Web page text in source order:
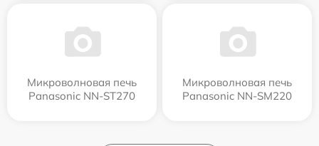
Микроволновая печь
Panasonic NN-ST270
Микроволновая печь
Panasonic NN-SM220